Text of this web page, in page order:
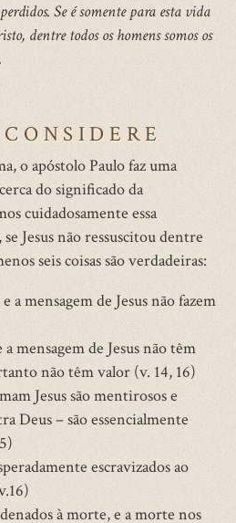
Se é somente para esta vida
dentre todos os homens somos os
o apóstolo Paulo faz uma
do significado da
cuidadosamente essa
Jesus não ressuscitou dentre
seis coisas são verdadeiras:
a mensagem de Jesus não fazem
a mensagem de Jesus não têm
não têm valor (v. 14, 16)
Jesus são mentirosos e
Deus – são essencialmente
escravizados ao
à morte, e a morte nos